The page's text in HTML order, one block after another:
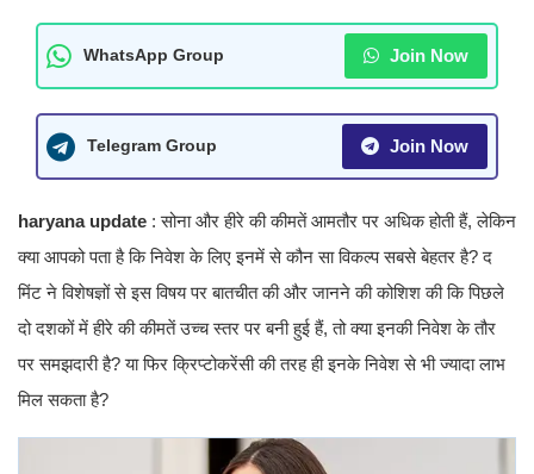
WhatsApp Group Join Now
Telegram Group Join Now
haryana update : सोना और हीरे की कीमतें आमतौर पर अधिक होती हैं, लेकिन
क्या आपको पता है कि निवेश के लिए इनमें से कौन सा विकल्प सबसे बेहतर है? द
मिंट ने विशेषज्ञों से इस विषय पर बातचीत की और जानने की कोशिश की कि पिछले
दो दशकों में हीरे की कीमतें उच्च स्तर पर बनी हुई हैं, तो क्या इनकी निवेश के तौर
पर समझदारी है? या फिर क्रिप्टोकरेंसी की तरह ही इनके निवेश से भी ज्यादा लाभ
मिल सकता है?